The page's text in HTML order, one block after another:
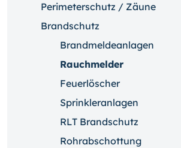
Perimeterschutz / Zäune
Brandschutz
Brandmeldeanlagen
Rauchmelder
Feuerlöscher
Sprinkleranlagen
RLT Brandschutz
Rohrabschottung